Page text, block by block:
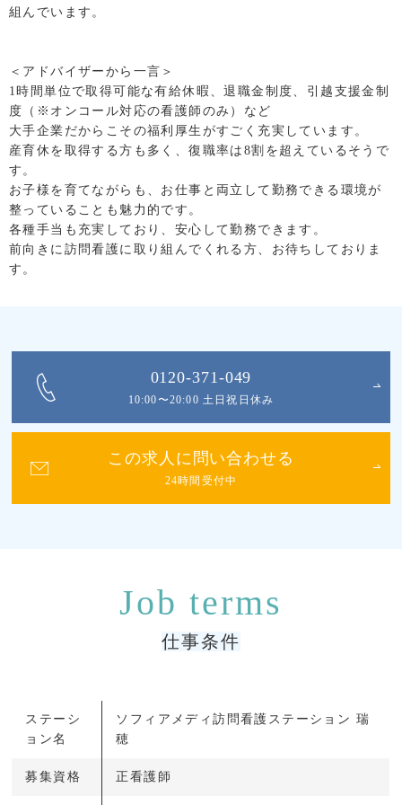
組んでいます。
＜アドバイザーから一言＞
1時間単位で取得可能な有給休暇、退職金制度、引越支援金制
度（※オンコール対応の看護師のみ）など
大手企業だからこその福利厚生がすごく充実しています。
産育休を取得する方も多く、復職率は8割を超えているそうで
す。
お子様を育てながらも、お仕事と両立して勤務できる環境が
整っていることも魅力的です。
各種手当も充実しており、安心して勤務できます。
前向きに訪問看護に取り組んでくれる方、お待ちしておりま
す。
0120-371-049
10:00〜20:00 土日祝日休み
この求人に問い合わせる
24時間受付中
仕事条件
ステーシ
ョン名
ソフィアメディ訪問看護ステーション 瑞
穂
募集資格 正看護師